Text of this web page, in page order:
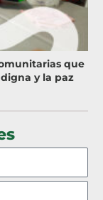
que
y la paz